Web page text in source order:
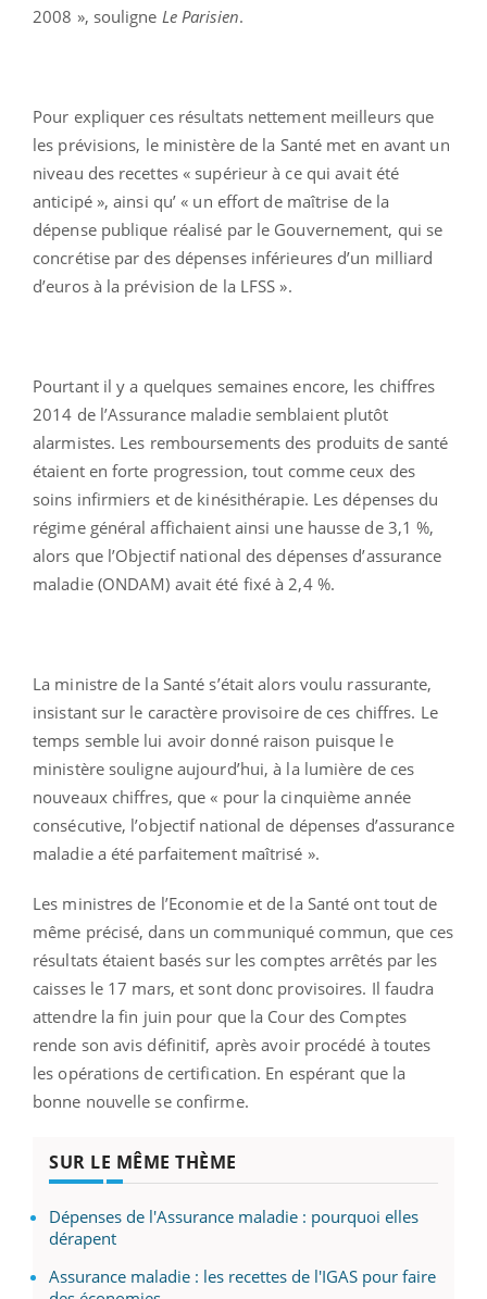
2008 », souligne Le Parisien.
Pour expliquer ces résultats nettement meilleurs que
les prévisions, le ministère de la Santé met en avant un
niveau des recettes « supérieur à ce qui avait été
anticipé », ainsi qu’ « un effort de maîtrise de la
dépense publique réalisé par le Gouvernement, qui se
concrétise par des dépenses inférieures d’un milliard
d’euros à la prévision de la LFSS ».
Pourtant il y a quelques semaines encore, les chiffres
2014 de l’Assurance maladie semblaient plutôt
alarmistes. Les remboursements des produits de santé
étaient en forte progression, tout comme ceux des
soins infirmiers et de kinésithérapie. Les dépenses du
régime général affichaient ainsi une hausse de 3,1 %,
alors que l’Objectif national des dépenses d’assurance
maladie (ONDAM) avait été fixé à 2,4 %.
La ministre de la Santé s’était alors voulu rassurante,
insistant sur le caractère provisoire de ces chiffres. Le
temps semble lui avoir donné raison puisque le
ministère souligne aujourd’hui, à la lumière de ces
nouveaux chiffres, que « pour la cinquième année
consécutive, l’objectif national de dépenses d’assurance
maladie a été parfaitement maîtrisé ».
Les ministres de l’Economie et de la Santé ont tout de
même précisé, dans un communiqué commun, que ces
résultats étaient basés sur les comptes arrêtés par les
caisses le 17 mars, et sont donc provisoires. Il faudra
attendre la fin juin pour que la Cour des Comptes
rende son avis définitif, après avoir procédé à toutes
les opérations de certification. En espérant que la
bonne nouvelle se confirme.
SUR LE MÊME THÈME
Dépenses de l'Assurance maladie : pourquoi elles
dérapent
Assurance maladie : les recettes de l'IGAS pour faire